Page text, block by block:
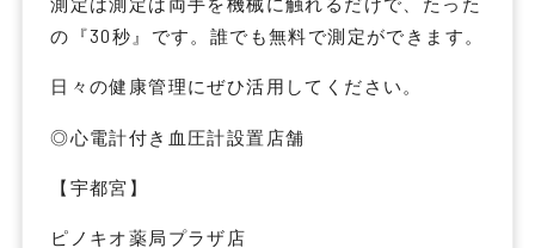
の『30秒』です。誰でも無料で測定ができます。
日々の健康管理にぜひ活用してください。
◎心電計付き血圧計設置店舗
【宇都宮】
ピノキオ薬局プラザ店